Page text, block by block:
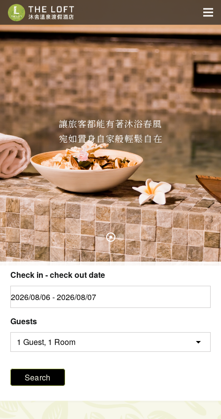
讓旅客都能有著沐浴春風
宛如置身自家般輕鬆自在
Check in - check out date
Guests
Search